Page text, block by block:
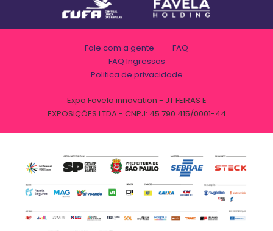
Fale com a gente
FAQ
FAQ Ingressos
Politica de privacidade
Expo Favela innovation - JT FEIRAS E
EXPOSIÇÕES LTDA - CNPJ: 45.790.415/0001-44